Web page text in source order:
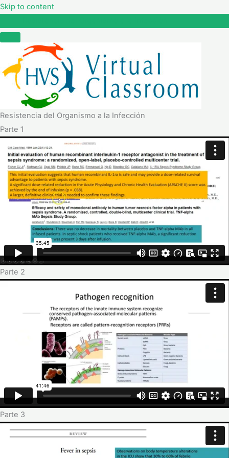
Skip to content
Resistencia del Organismo a la Infección
Parte 1
Parte 2
Parte 3